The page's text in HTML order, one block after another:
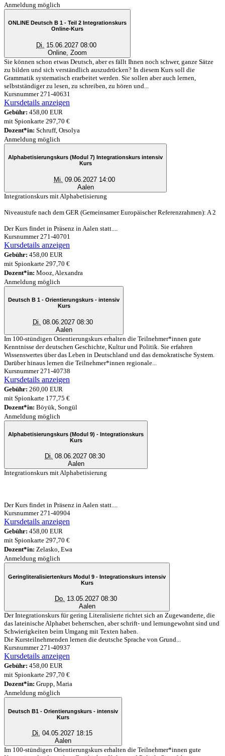
Anmeldung möglich
ONLINE Deutsch B 1 - Teil 2 Integrationskurs
Online-Kurs
Di.
15.06.2027 08:00
Online, Zoom
Sie können schon etwas Deutsch, aber es fällt Ihnen noch schwer, ganze Sätze
zu bilden und sich verständlich auszudrücken? In diesem Kurs soll die
Grammatik systematisch erarbeitet werden. Sie sollen aber auch lernen,
selbstständiger zu lesen, zu schreiben, zu hören und...
Kursnummer 271-40631
Kursdetails anzeigen
Gebühr: 458,00 EUR
mit Spionkarte 297,70 €
Dozent*in: Schruff, Orsolya
Anmeldung möglich
Alphabetisierungskurs (Modul 7) Integrationskurs intensiv
Kurs
Mi. 09.06.2027 14:00
Aalen
Integrationskurs mit Alphabetisierung
Niveaustufe nach dem GER (Gemeinsamer Europäischer Referenzrahmen): A 2
Der Kurs findet in Präsenz in Aalen statt....
Kursnummer 271-40701
Kursdetails anzeigen
Gebühr: 458,00 EUR
mit Spionkarte 297,70 €
Dozent*in: Mooz, Alexandra
Anmeldung möglich
Deutsch B 1 - Orientierungskurs - intensiv
Kurs
Di. 08.06.2027 08:30
Aalen
Im 100-stündigen Orientierungskurs erhalten die Teilnehmer*innen gute
Kenntnisse der deutschen Geschichte, Kultur und Politik. Sie erfahren
Wissenswertes über das Leben in Deutschland und das demokratische System.
Darüber hinaus lernen die Teilnehmer*innen regionale...
Kursnummer 271-40738
Kursdetails anzeigen
Gebühr: 260,00 EUR
mit Spionkarte 177,75 €
Dozent*in: Böyük, Songül
Anmeldung möglich
Alphabetisierungskurs (Modul 9) - Integrationskurs
Kurs
Di. 08.06.2027 08:30
Aalen
Integrationskurs mit Alphabetisierung
Der Kurs findet in Präsenz in Aalen statt....
Kursnummer 271-40904
Kursdetails anzeigen
Gebühr: 458,00 EUR
mit Spionkarte 297,70 €
Dozent*in: Zelasko, Ewa
Anmeldung möglich
Geringliteralisiertenkurs Modul 9 - Integrationskurs intensiv
Kurs
Do. 13.05.2027 08:30
Aalen
Der Integrationskurs für gering Literalisierte richtet sich an Zugewanderte, die
das lateinische Alphabet beherrschen, aber schrift- und lernungewohnt sind und
Schwierigkeiten beim Umgang mit Texten haben.
Die Kursteilnehmenden lernen die deutsche Sprache von Grund...
Kursnummer 271-40937
Kursdetails anzeigen
Gebühr: 458,00 EUR
mit Spionkarte 297,70 €
Dozent*in: Grupp, Maria
Anmeldung möglich
Deutsch B1 - Orientierungskurs - intensiv
Kurs
Di. 04.05.2027 18:15
Aalen
Im 100-stündigen Orientierungskurs erhalten die Teilnehmer*innen gute